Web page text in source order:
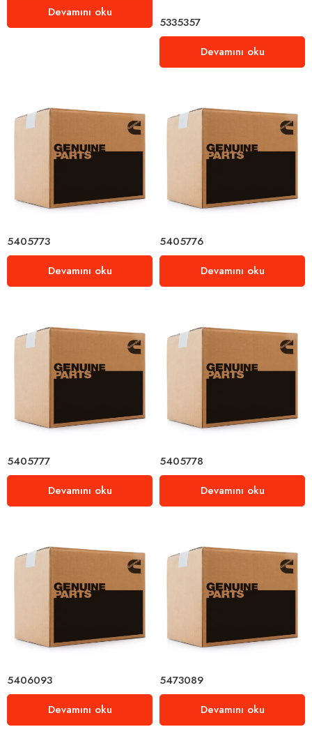
Devamını oku
5335357
Devamını oku
5405773
Devamını oku
5405776
Devamını oku
5405777
Devamını oku
5405778
Devamını oku
5406093
Devamını oku
5473089
Devamını oku